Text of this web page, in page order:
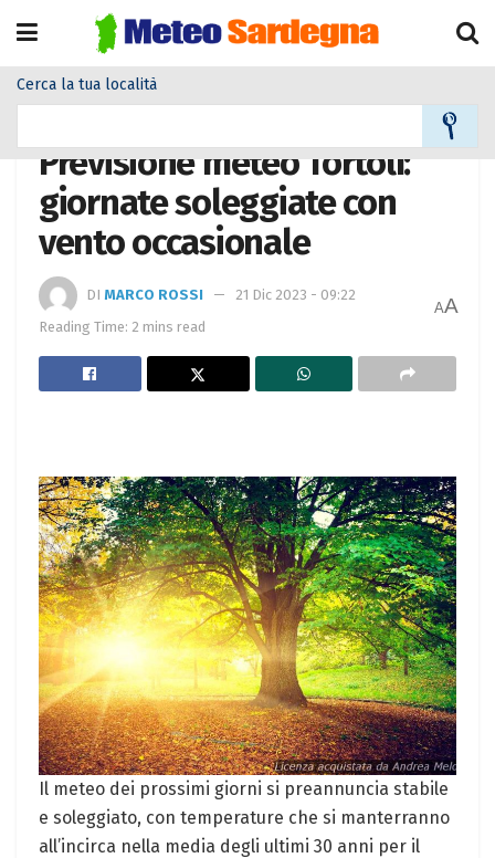
Cerca la tua località
Previsione meteo Tortolì:
giornate soleggiate con
vento occasionale
DI MARCO ROSSI
21 Dic 2023 - 09:22
Reading Time: 2 mins read
AA
Il meteo dei prossimi giorni si preannuncia stabile
e soleggiato, con temperature che si manterranno
all’incirca nella media degli ultimi 30 anni per il